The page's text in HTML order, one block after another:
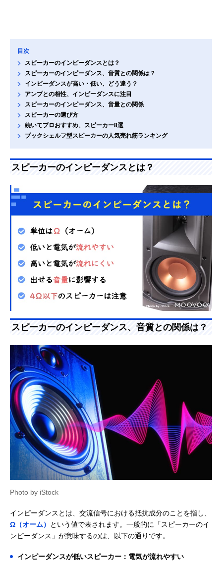
目次
スピーカーのインピーダンスとは？
スピーカーのインピーダンス、音質との関係は？
インピーダンスが高い・低い、どう違う？
アンプとの相性、インピーダンスに注目
スピーカーのインピーダンス、音量との関係
スピーカーの選び方
続いてプロおすすめ、スピーカー8選
ブックシェルフ型スピーカーの人気売れ筋ランキング
スピーカーのインピーダンスとは？
スピーカーのインピーダンス、音質との関係は？
Photo by iStock
インピーダンスとは、交流信号における抵抗成分のことを指し、
Ω（オーム）
という値で表されます。一般的に「スピーカーのイ
ンピーダンス」が意味するのは、以下の通りです。
インピーダンスが低いスピーカー：電気が流れやすい